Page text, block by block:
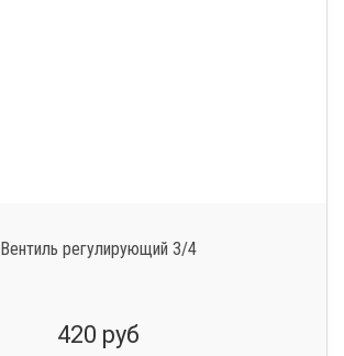
Вентиль регулирующий 3/4
420 руб